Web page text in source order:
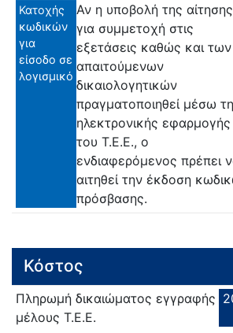
Κατοχής
κωδικών
για
είσοδο σε
λογισμικό
Αν η υποβολή της αίτησης
για συμμετοχή στις
εξετάσεις καθώς και των
απαιτούμενων
δικαιολογητικών
πραγματοποιηθεί μέσω
ηλεκτρονικής εφαρμογής
του Τ.Ε.Ε., ο
ενδιαφερόμενος πρέπει
αιτηθεί την έκδοση
πρόσβασης.
Κόστος
Πληρωμή δικαιώματος εγγραφής
μέλους Τ.Ε.Ε.